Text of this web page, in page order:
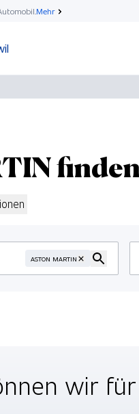
Mehr
ASTON MARTIN
wir